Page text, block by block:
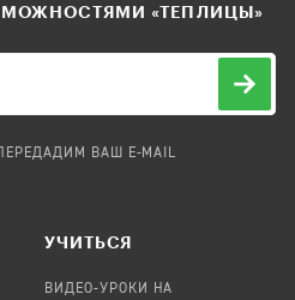
«ТЕПЛИЦЫ»
ВАШ E-MAIL
УЧИТЬСЯ
ВИДЕО-УРОКИ НА